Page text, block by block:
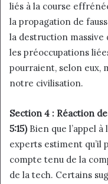
liés à la course
la propagation de
la destruction massive
les préoccupations
pourraient, selon eux,
notre civilisation.
Section 4 : Réaction
5:15)Bien que l’appel à
experts estiment qu’il
compte tenu de la
de la tech. Certains